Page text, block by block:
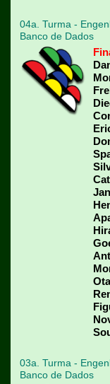
04a. Turma -
Banco de Dados
03a. Turma -
Banco de Dados